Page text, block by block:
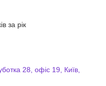
за рік
28, офіс 19, Київ,